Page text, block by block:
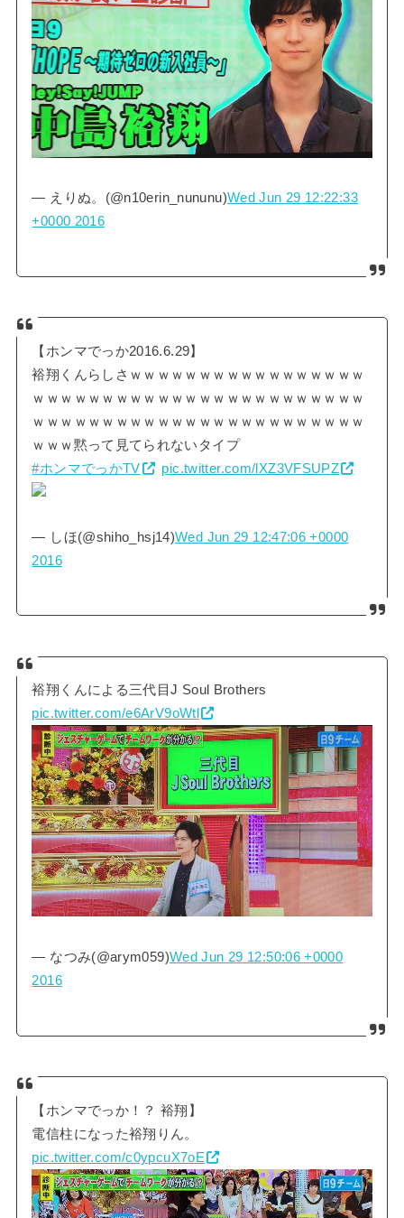
— えりぬ。(@n10erin_nununu)Wed Jun 29 12:22:33
+0000 2016
【ホンマでっか2016.6.29】
裕翔くんらしさｗｗｗｗｗｗｗｗｗｗｗｗｗｗｗｗｗ
ｗｗｗｗｗｗｗｗｗｗｗｗｗｗｗｗｗｗｗｗｗｗｗｗ
ｗｗｗｗｗｗｗｗｗｗｗｗｗｗｗｗｗｗｗｗｗｗｗｗ
ｗｗｗ黙って見てられないタイプ
#ホンマでっかTV
pic.twitter.com/lXZ3VFSUPZ
— しほ(@shiho_hsj14)Wed Jun 29 12:47:06 +0000
2016
裕翔くんによる三代目J Soul Brothers
pic.twitter.com/e6ArV9oWtl
— なつみ(@arym059)Wed Jun 29 12:50:06 +0000
2016
【ホンマでっか！？ 裕翔】
電信柱になった裕翔りん。
pic.twitter.com/c0ypcuX7oE